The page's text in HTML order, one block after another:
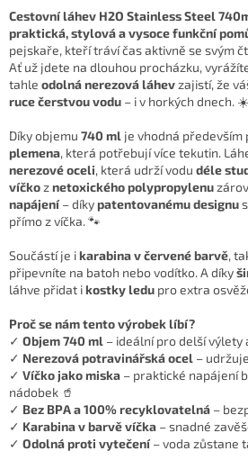
Cestovní láhev H2O Stainless Steel
praktická, stylová a vysoce funkční
pejskaře, kteří tráví čas aktivně se svým
Ať už jdete na dlouhou procházku,
tahle odolná nerezová láhevzajistí, že
ruce čerstvou vodu – i v horkých dnech.
Díky objemu 740 ml je vhodná především
plemena, která potřebují více tekutin.
nerezové oceli, která udrží vodu déle
víčkoznetoxického polypropylenu
napájení– díkypatentovanému designu
přímo z víčka. 🐾
Součástí je ikarabina v červené barvě,
připevníte na batoh nebo vodítko. A díky
láhve přidat ikostky ledu pro extra
Proč se nám tento výrobek líbí?
✓ Objem 740 ml – ideální pro delší výlety
✓ Nerezová potravinářská ocel –
✓ Víčko jako miska – praktické napájení
nádobek 🥤
✓ Bez BPA a 100% recyklovatelná –
✓ Karabina v barvě víčka – snadné
✓ Odolná proti vytečení– voda zůstane